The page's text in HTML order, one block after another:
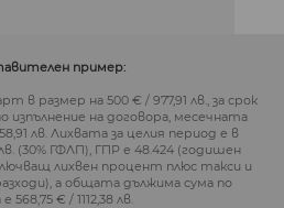
пример:
в размер на 500 € / 977,91 лв., за срок
изпълнение на договора, месечната
лв. Лихвата за целия период е в
(30% ГФЛП), ГПР е 48.424 (годишен
лихвен процент плюс такси и
а общата дължима сума по
568,75 € / 1112,38 лв.